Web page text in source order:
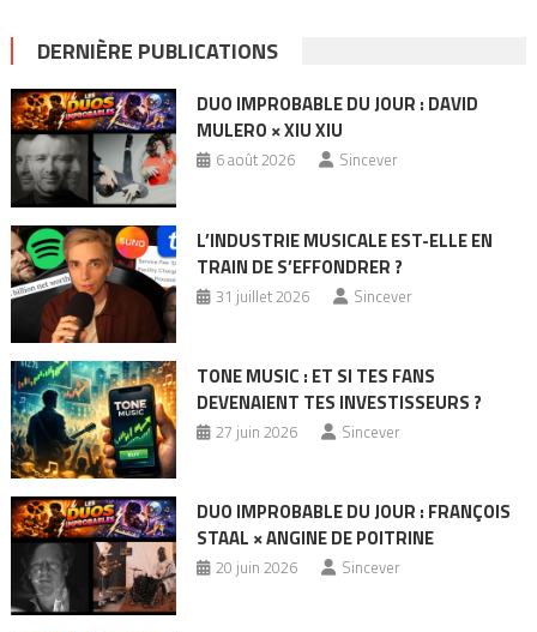
DERNIÈRE PUBLICATIONS
DUO IMPROBABLE DU JOUR : DAVID
MULERO × XIU XIU
6 août 2026 Sincever
L’INDUSTRIE MUSICALE EST-ELLE EN
TRAIN DE S’EFFONDRER ?
31 juillet 2026 Sincever
TONE MUSIC : ET SI TES FANS
DEVENAIENT TES INVESTISSEURS ?
27 juin 2026 Sincever
DUO IMPROBABLE DU JOUR : FRANÇOIS
STAAL × ANGINE DE POITRINE
20 juin 2026 Sincever